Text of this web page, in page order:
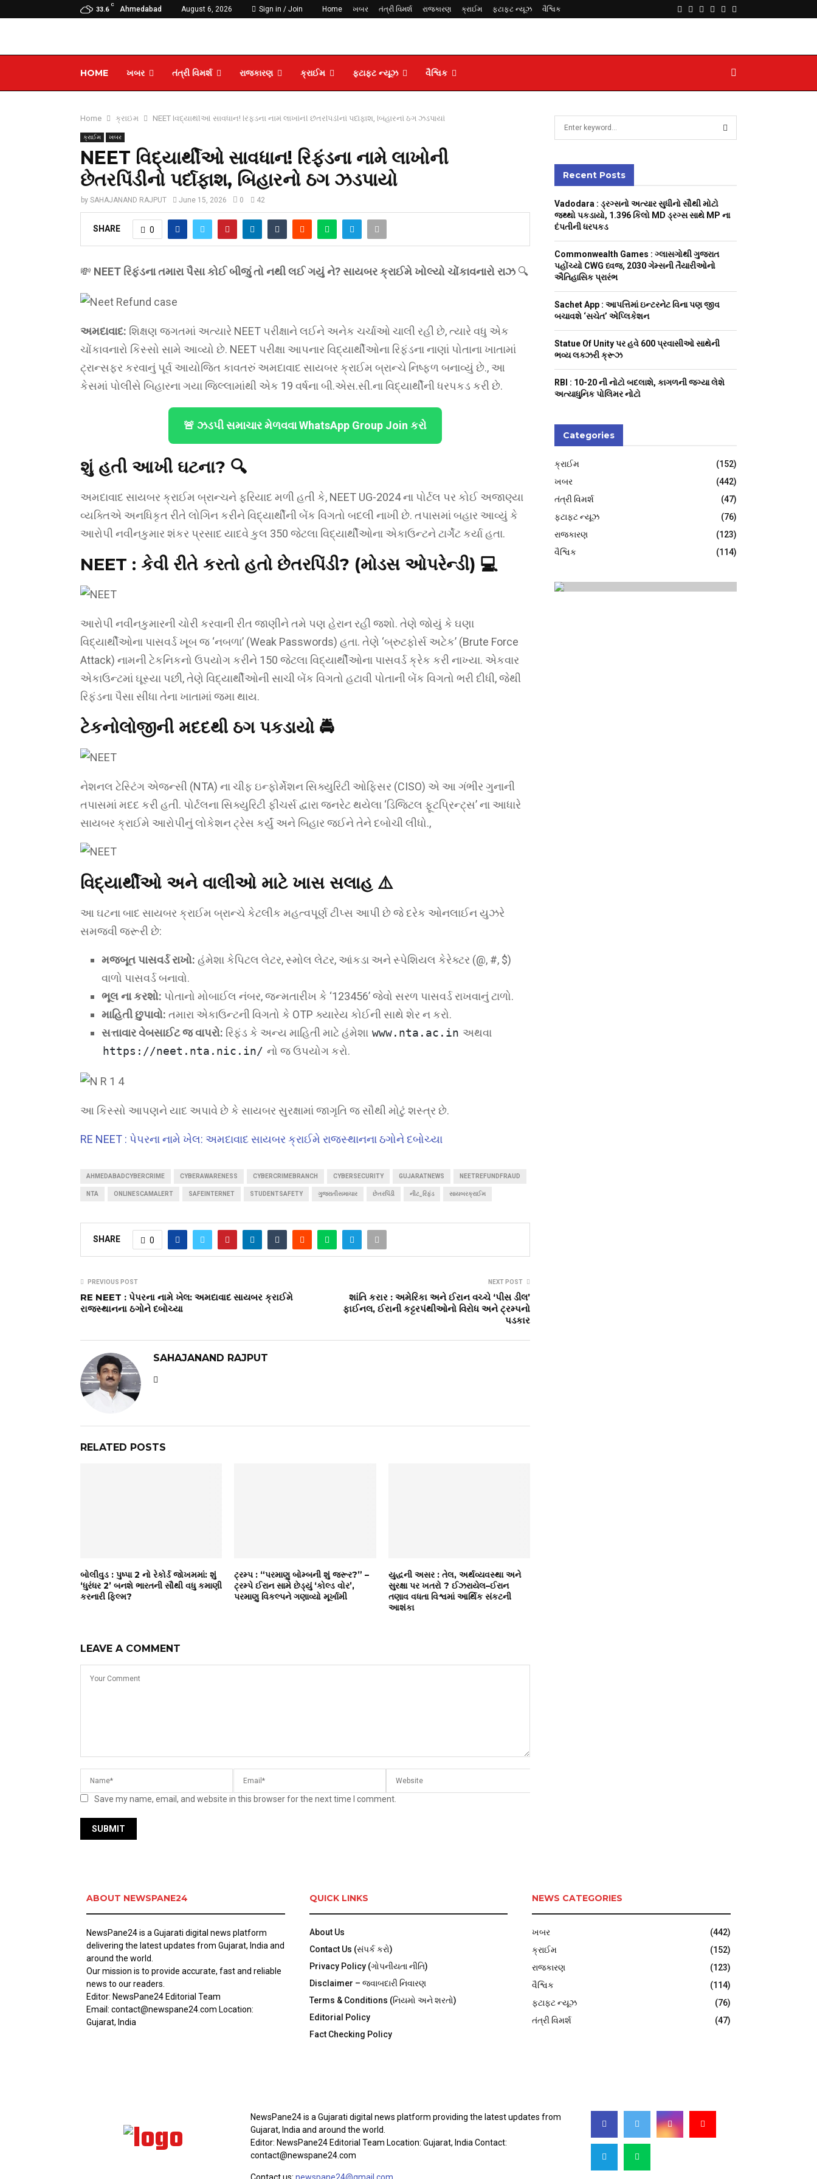
33.6
C
Ahmedabad August 6, 2026 Sign in / Join Home ખબર તંત્રી વિમર્શ રાજકારણ ક્રાઈમ ફટાફટ ન્યૂઝ વૈશ્વિક Facebook
TwitterInstagram
YoutubeTelegram
HOME ખબર તંત્રી વિમર્શ રાજકારણ ક્રાઈમ ફટાફટ ન્યૂઝ વૈશ્વિક
Home ક્રાઈમ NEET વિદ્યાર્થીઓ સાવધાન! રિફંડના નામે લાખોની છેતરપિંડીનો પર્દાફાશ, બિહારનો ઠગ ઝડપાયો
ક્રાઈમ ખબર
NEET વિદ્યાર્થીઓ સાવધાન! રિફંડના નામે લાખોની
છેતરપિંડીનો પર્દાફાશ, બિહારનો ઠગ ઝડપાયો
by SAHAJANAND RAJPUT June 15, 2026 0 42
SHARE 0
💸 NEET રિફંડના તમારા પૈસા કોઈ બીજું તો નથી લઈ ગયું ને? સાયબર ક્રાઈમે ખોલ્યો ચોંકાવનારો રાઝ🔍
અમદાવાદ: શિક્ષણ જગતમાં અત્યારે NEET પરીક્ષાને લઈને અનેક ચર્ચાઓ ચાલી રહી છે, ત્યારે વધુ એક
ચોંકાવનારો કિસ્સો સામે આવ્યો છે. NEET પરીક્ષા આપનાર વિદ્યાર્થીઓના રિફંડના નાણાં પોતાના ખાતામાં
ટ્રાન્સફર કરવાનું પૂર્વ આયોજિત કાવતરું અમદાવાદ સાયબર ક્રાઈમ બ્રાન્ચે નિષ્ફળ બનાવ્યું છે., આ
કેસમાં પોલીસે બિહારના ગયા જિલ્લામાંથી એક 19 વર્ષના બી.એસ.સી.ના વિદ્યાર્થીની ધરપકડ કરી છે.
🚨 ઝડપી સમાચાર મેળવવા WhatsApp Group Join કરો
શું હતી આખી ઘટના? 🔍
અમદાવાદ સાયબર ક્રાઈમ બ્રાન્ચને ફરિયાદ મળી હતી કે, NEET UG-2024 ના પોર્ટલ પર કોઈ અજાણ્યા
વ્યક્તિએ અનધિકૃત રીતે લોગિન કરીને વિદ્યાર્થીની બેંક વિગતો બદલી નાખી છે. તપાસમાં બહાર આવ્યું કે
આરોપી નવીનકુમાર શંકર પ્રસાદ યાદવે કુલ 350 જેટલા વિદ્યાર્થીઓના એકાઉન્ટને ટાર્ગેટ કર્યા હતા.
NEET : કેવી રીતે કરતો હતો છેતરપિંડી? (મોડસ ઓપરેન્ડી) 💻
આરોપી નવીનકુમારની ચોરી કરવાની રીત જાણીને તમે પણ હેરાન રહી જશો. તેણે જોયું કે ઘણા
વિદ્યાર્થીઓના પાસવર્ડ ખૂબ જ ‘નબળા’ (Weak Passwords) હતા. તેણે ‘બ્રુટફોર્સ અટેક’ (Brute Force
Attack) નામની ટેકનિકનો ઉપયોગ કરીને 150 જેટલા વિદ્યાર્થીઓના પાસવર્ડ ક્રેક કરી નાખ્યા. એકવાર
એકાઉન્ટમાં ઘૂસ્યા પછી, તેણે વિદ્યાર્થીઓની સાચી બેંક વિગતો હટાવી પોતાની બેંક વિગતો ભરી દીધી, જેથી
રિફંડના પૈસા સીધા તેના ખાતામાં જમા થાય.
ટેકનોલોજીની મદદથી ઠગ પકડાયો 🚔
નેશનલ ટેસ્ટિંગ એજન્સી (NTA) ના ચીફ ઇન્ફોર્મેશન સિક્યુરિટી ઓફિસર (CISO) એ આ ગંભીર ગુનાની
તપાસમાં મદદ કરી હતી. પોર્ટલના સિક્યુરિટી ફીચર્સ દ્વારા જનરેટ થયેલા ‘ડિજિટલ ફૂટપ્રિન્ટ્સ’ ના આધારે
સાયબર ક્રાઈમે આરોપીનું લોકેશન ટ્રેસ કર્યું અને બિહાર જઈને તેને દબોચી લીધો.,
વિદ્યાર્થીઓ અને વાલીઓ માટે ખાસ સલાહ ⚠️
આ ઘટના બાદ સાયબર ક્રાઈમ બ્રાન્ચે કેટલીક મહત્વપૂર્ણ ટીપ્સ આપી છે જે દરેક ઓનલાઈન યુઝરે
સમજવી જરૂરી છે:
મજબૂત પાસવર્ડ રાખો: હંમેશા કેપિટલ લેટર, સ્મોલ લેટર, આંકડા અને સ્પેશિયલ કેરેક્ટર (@, #, $)
વાળો પાસવર્ડ બનાવો.
ભૂલ ના કરશો: પોતાનો મોબાઈલ નંબર, જન્મતારીખ કે ‘123456’ જેવો સરળ પાસવર્ડ રાખવાનું ટાળો.
માહિતી છુપાવો: તમારા એકાઉન્ટની વિગતો કે OTP ક્યારેય કોઈની સાથે શેર ન કરો.
સત્તાવાર વેબસાઈટ જ વાપરો: રિફંડ કે અન્ય માહિતી માટે હંમેશા www.nta.ac.in અથવા
https://neet.nta.nic.in/ નો જ ઉપયોગ કરો.
આ કિસ્સો આપણને યાદ અપાવે છે કે સાયબર સુરક્ષામાં જાગૃતિ જ સૌથી મોટું શસ્ત્ર છે.
RE NEET : પેપરના નામે ખેલ: અમદાવાદ સાયબર ક્રાઈમે રાજસ્થાનના ઠગોને દબોચ્યા
AHMEDABADCYBERCRIME CYBERAWARENESS CYBERCRIMEBRANCH CYBERSECURITY GUJARATNEWS NEETREFUNDFRAUD
NTA ONLINESCAMALERT SAFEINTERNET STUDENTSAFETY ગુજરાતીસમાચાર છેતરપિંડી નીટ_રિફંડ સાયબરક્રાઈમ
SHARE 0
PREVIOUS POST
RE NEET : પેપરના નામે ખેલ: અમદાવાદ સાયબર ક્રાઈમે
રાજસ્થાનના ઠગોને દબોચ્યા
NEXT POST
શાંતિ કરાર : અમેરિકા અને ઈરાન વચ્ચે ‘પીસ ડીલ’
ફાઈનલ, ઈરાની કટ્ટરપંથીઓનો વિરોધ અને ટ્રમ્પનો
પડકાર
SAHAJANAND RAJPUT
RELATED POSTS
બોલીવુડ : પુષ્પા 2 નો રેકોર્ડ જોખમમાં: શું
‘ધુરંધર 2’ બનશે ભારતની સૌથી વધુ કમાણી
કરનારી ફિલ્મ?
ટ્રમ્પ : “પરમાણુ બોમ્બની શું જરૂર?” –
ટ્રમ્પે ઈરાન સામે છેડ્યું ‘કોલ્ડ વોર’,
પરમાણુ વિકલ્પને ગણાવ્યો મૂર્ખામી
યુદ્ધની અસર : તેલ, અર્થવ્યવસ્થા અને
સુરક્ષા પર ખતરો ? ઈઝરાયેલ–ઈરાન
તણાવ વધતા વિશ્વમાં આર્થિક સંકટની
આશંકા
LEAVE A COMMENT
Save my name, email, and website in this browser for the next time I comment.
h
f
o
r
Recent Posts
Vadodara : ડ્રગ્સનો અત્યાર સુધીનો સૌથી મોટો
જથ્થો પકડાયો, 1.396 કિલો MD ડ્રગ્સ સાથે MP ના
દંપતીની ધરપકડ
Commonwealth Games : ગ્લાસગોથી ગુજરાત
પહોંચ્યો CWG ધ્વજ, 2030 ગેમ્સની તૈયારીઓનો
ઐતિહાસિક પ્રારંભ
Sachet App : આપત્તિમાં ઇન્ટરનેટ વિના પણ જીવ
બચાવશે ‘સચેત’ એપ્લિકેશન
Statue Of Unity પર હવે 600 પ્રવાસીઓ સાથેની
ભવ્ય લક્ઝરી ક્રૂઝ
RBI : ₹10-20 ની નોટો બદલાશે, કાગળની જગ્યા લેશે
અત્યાધુનિક પોલિમર નોટો
Categories
ક્રાઈમ
(152)
ખબર
(442)
તંત્રી વિમર્શ
(47)
ફટાફટ ન્યૂઝ
(76)
રાજકારણ
(123)
વૈશ્વિક
(114)
ABOUT NEWSPANE24
NewsPane24 is a Gujarati digital news platform
delivering the latest updates from Gujarat, India and
around the world.
Our mission is to provide accurate, fast and reliable
news to our readers.
Editor: NewsPane24 Editorial Team
Email: contact@newspane24.com Location:
Gujarat, India
QUICK LINKS
About Us
Contact Us (સંપર્ક કરો)
Privacy Policy (ગોપનીયતા નીતિ)
Disclaimer – જવાબદારી નિવારણ
Terms & Conditions (નિયમો અને શરતો)
Editorial Policy
Fact Checking Policy
NEWS CATEGORIES
ખબર
(442)
ક્રાઈમ
(152)
રાજકારણ
(123)
વૈશ્વિક
(114)
ફટાફટ ન્યૂઝ
(76)
તંત્રી વિમર્શ
(47)
NewsPane24 is a Gujarati digital news platform providing the latest updates from
Gujarat, India and around the world.
Editor: NewsPane24 Editorial Team Location: Gujarat, India Contact:
contact@newspane24.com
Contact us: newspane24@gmail.com